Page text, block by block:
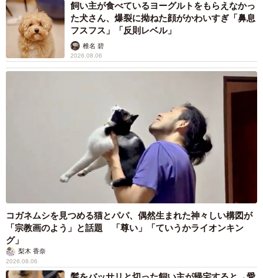
飼い主が食べているヨーグルトをもらえなかっ
た犬さん、爆裂に拗ねた顔がかわいすぎ「鼻息
フスフス」「反則レベル」
椎名 碧
2026.08.06
コガネムシを見つめる猫とパパ、偶然生まれた神々しい構図が
「宗教画のよう」と話題 「尊い」「ていうかライオンキン
グ」
梨木 香奈
2026.08.06